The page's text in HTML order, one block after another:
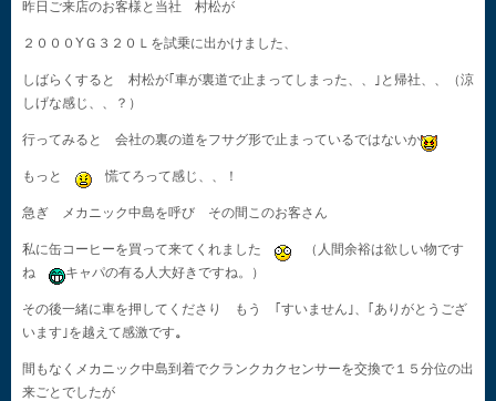
昨日ご来店のお客様と当社 村松が
２０００YＧ３２０Ｌを試乗に出かけました、
しばらくすると 村松が｢車が裏道で止まってしまった、、｣と帰社、、（涼
しげな感じ、、？）
行ってみると 会社の裏の道をフサグ形で止まっているではないか
もっと 慌てろって感じ、、！
急ぎ メカニック中島を呼び その間このお客さん
私に缶コーヒーを買って来てくれました
（人間余裕は欲しい物です
ね
キャパの有る人大好きですね。）
その後一緒に車を押してくださり もう ｢すいません｣、｢ありがとうござ
います｣を越えて感激です。
間もなくメカニック中島到着でクランクカクセンサーを交換で１５分位の出
来ごとでしたが